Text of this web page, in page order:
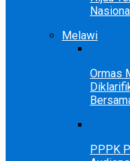
Nasional
Melawi
Ormas
PPPK